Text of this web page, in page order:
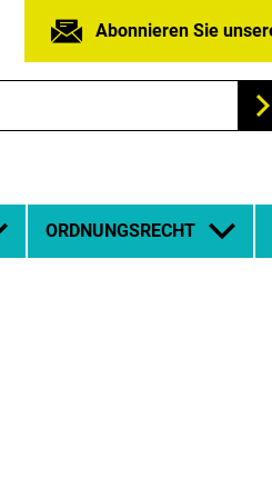
Abonnieren Sie
ORDNUNGSRECHT